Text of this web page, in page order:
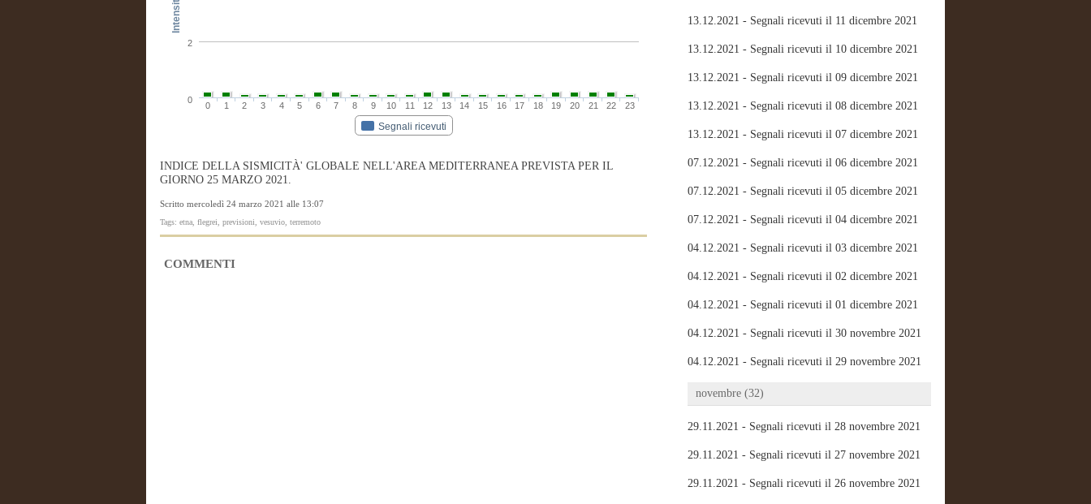
Intensita
Segnali ricevuti
0 1 2 3 4 5 6 7 8 9 10 11 12 13 14 15 16 17 18 19 20 21 22 23
0
2
INDICE DELLA SISMICITÀ' GLOBALE NELL'AREA MEDITERRANEA PREVISTA PER IL
GIORNO 25 MARZO 2021.
Scritto mercoledì 24 marzo 2021 alle 13:07
Tags: etna, flegrei, previsioni, vesuvio, terremoto
COMMENTI
13.12.2021 - Segnali ricevuti il 11 dicembre 2021
13.12.2021 - Segnali ricevuti il 10 dicembre 2021
13.12.2021 - Segnali ricevuti il 09 dicembre 2021
13.12.2021 - Segnali ricevuti il 08 dicembre 2021
13.12.2021 - Segnali ricevuti il 07 dicembre 2021
07.12.2021 - Segnali ricevuti il 06 dicembre 2021
07.12.2021 - Segnali ricevuti il 05 dicembre 2021
07.12.2021 - Segnali ricevuti il 04 dicembre 2021
04.12.2021 - Segnali ricevuti il 03 dicembre 2021
04.12.2021 - Segnali ricevuti il 02 dicembre 2021
04.12.2021 - Segnali ricevuti il 01 dicembre 2021
04.12.2021 - Segnali ricevuti il 30 novembre 2021
04.12.2021 - Segnali ricevuti il 29 novembre 2021
novembre (32)
29.11.2021 - Segnali ricevuti il 28 novembre 2021
29.11.2021 - Segnali ricevuti il 27 novembre 2021
29.11.2021 - Segnali ricevuti il 26 novembre 2021